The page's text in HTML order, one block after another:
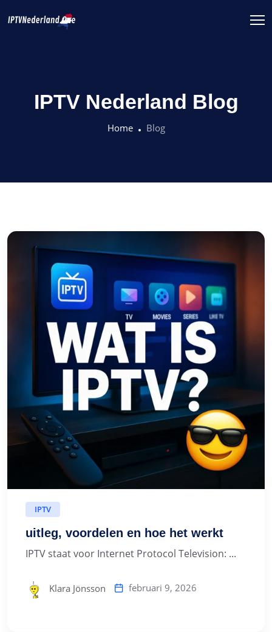
IPTV Nederland Blog
Home Blog
IPTV
uitleg, voordelen en hoe het werkt
IPTV staat voor Internet Protocol Television: ...
Klara Jönsson februari 9, 2026